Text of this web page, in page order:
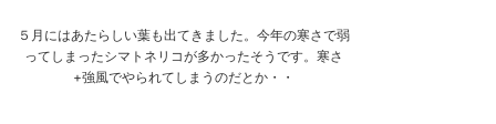
５月にはあたらしい葉も出てきました。今年の寒さで弱
ってしまったシマトネリコが多かったそうです。寒さ
+強風でやられてしまうのだとか・・